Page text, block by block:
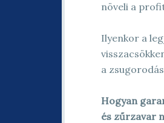
növeli a
Ilyenkor a
a
Hogyan
és zűrzavar